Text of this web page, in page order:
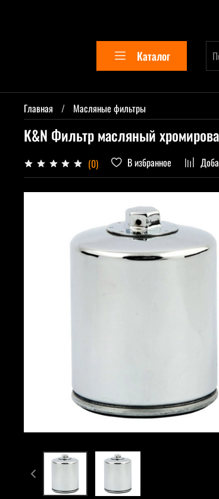
Каталог
Главная Масляные фильтры
K&N Фильтр масляный
(0) В избранное